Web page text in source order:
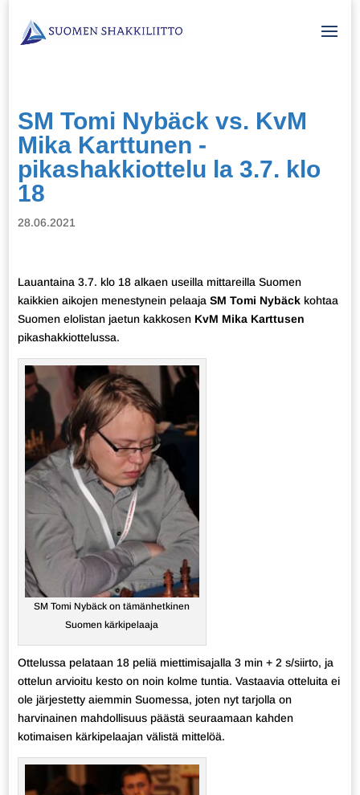
SM Tomi Nybäck vs. KvM
Mika Karttunen -
pikashakkiottelu la 3.7. klo
18
28.06.2021
Lauantaina 3.7. klo 18 alkaen useilla mittareilla Suomen
kaikkien aikojen menestynein pelaaja SM Tomi Nybäckkohtaa
Suomen elolistan jaetun kakkosen KvM Mika Karttusen
pikashakkiottelussa.
SM Tomi Nybäck on tämänhetkinen
Suomen kärkipelaaja
Ottelussa pelataan 18 peliä miettimisajalla 3 min + 2 s/siirto, ja
ottelun arvioitu kesto on noin kolme tuntia. Vastaavia otteluita ei
ole järjestetty aiemmin Suomessa, joten nyt tarjolla on
harvinainen mahdollisuus päästä seuraamaan kahden
kotimaisen kärkipelaajan välistä mittelöä.